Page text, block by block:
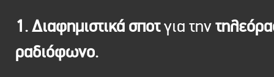
1. Διαφημιστικά σποτγια την
ραδιόφωνο.